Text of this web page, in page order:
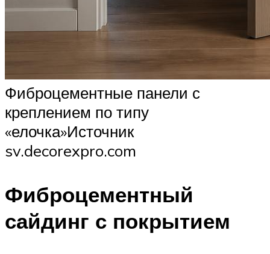
Фиброцементные панели с
креплением по типу
«елочка»Источник
sv.decorexpro.com
Фиброцементный
сайдинг с покрытием